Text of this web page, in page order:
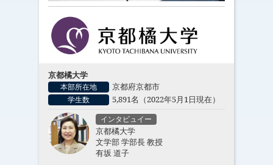
京都橘大学
本部所在地 京都府京都市
学生数 5,891名（2022年5月1日現在）
インタビュイー
京都橘大学
文学部 学部長 教授
有坂 道子